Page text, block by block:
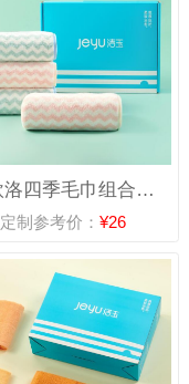
寓·欧洛四季毛巾组合DSJ-2314
定制参考价： ¥26